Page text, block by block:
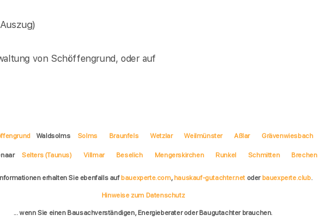
von Schöffengrund, oder auf
Waldsolms Solms Braunfels Wetzlar Weilmünster Aßlar Grävenwiesbach
Selters (Taunus) Villmar Beselich Mengerskirchen Runkel Schmitten Brechen
erhalten Sie ebenfalls auf bauexperte.com, hauskauf-gutachter.net oder bauexperte.club.
Hinweise zum Datenschutz
... wenn Sie einen Bausachverständigen, Energieberater oder Baugutachter brauchen.